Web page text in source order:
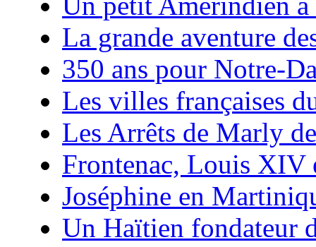
La grande aventure
350 ans pour Notre-
Les villes françaises
Les Arrêts de Marly
Frontenac, Louis XIV
Joséphine en
Un Haïtien fondateur